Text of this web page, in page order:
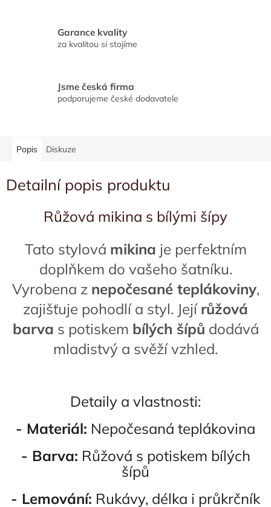
Garance kvality
za kvalitou si stojíme
Jsme česká firma
podporujeme české dodavatele
Popis Diskuze
Detailní popis produktu
Růžová mikina s bílými šípy
Tato stylová mikina je perfektním
doplňkem do vašeho šatníku.
Vyrobena z nepočesané teplákoviny,
zajišťuje pohodlí a styl. Její růžová
barva s potiskem bílých šípů dodává
mladistvý a svěží vzhled.
Detaily a vlastnosti:
- Materiál: Nepočesaná teplákovina
- Barva: Růžová s potiskem bílých
šípů
- Lemování: Rukávy, délka i průkrčník